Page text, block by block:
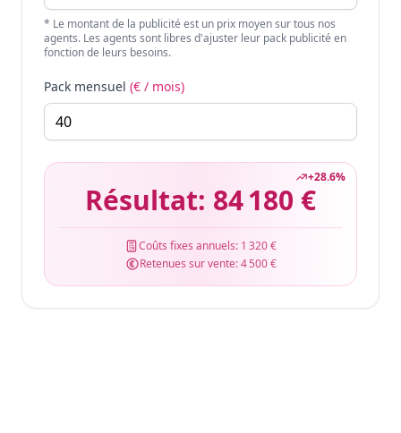
* Le montant de la publicité est un prix moyen sur tous nos
agents. Les agents sont libres d'ajuster leur pack publicité en
fonction de leurs besoins.
Pack mensuel (€ / mois)
+28.6%
Résultat: 84 180 €
Coûts fixes annuels: 1 320 €
Retenues sur vente:4 500 €